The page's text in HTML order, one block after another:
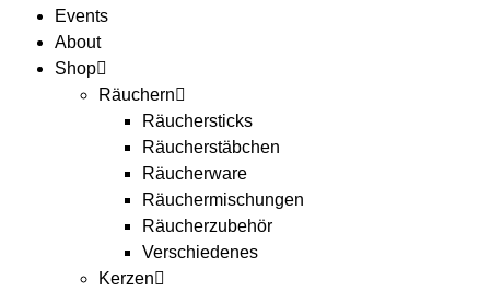
Events
About
Shop
Räuchern
Räuchersticks
Räucherstäbchen
Räucherware
Räuchermischungen
Räucherzubehör
Verschiedenes
Kerzen